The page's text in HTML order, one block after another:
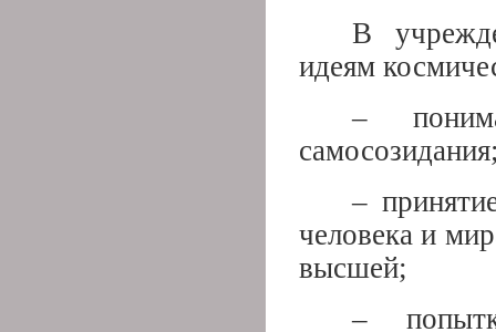
В
идеям
–
–
человека и
высшей;
–